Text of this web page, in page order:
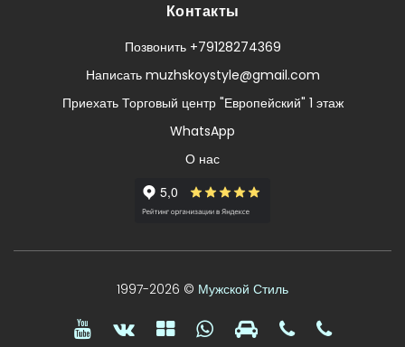
Контакты
Позвонить +79128274369
Написать muzhskoystyle@gmail.com
Приехать Торговый центр "Европейский" 1 этаж
WhatsApp
О нас
1997-2026 © Мужской Стиль